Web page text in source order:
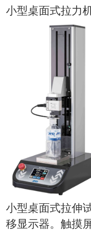
小型桌面式拉力
小型桌面式拉伸
移显示器。触摸